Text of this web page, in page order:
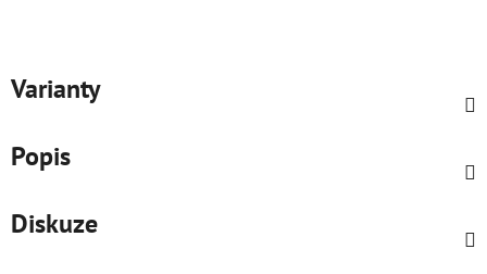
Varianty
Popis
Diskuze